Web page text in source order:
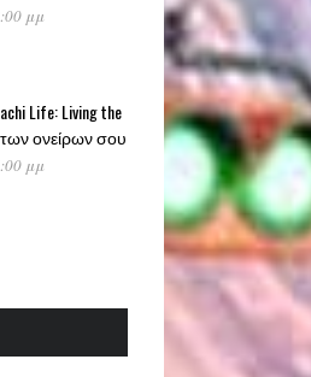
μμ
Life: Living the
ονείρων σου
μμ